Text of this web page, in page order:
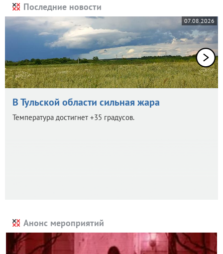
Последние новости
07.08.2026
В Тульской области сильная жара
Температура достигнет +35 градусов.
Анонс мероприятий